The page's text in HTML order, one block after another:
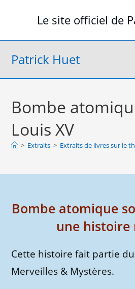
Le site officiel de
Patrick Huet
Bombe
Louis XV
> Extraits > Extraits de livres sur le
Bombe atomique
une histoire
Cette histoire fait partie
Merveilles & Mystères.